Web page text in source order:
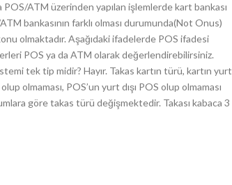
POS/ATM üzerinden yapılan işlemlerde kart bankası
bankasının farklı olması durumunda(Not Onus)
olmaktadır. Aşağıdaki ifadelerde POS ifadesi
POS ya da ATM olarak değerlendirebilirsiniz.
tek tip midir? Hayır. Takas kartın türü, kartın yurt
olup olmaması, POS’un yurt dışı POS olup olmaması
göre takas türü değişmektedir. Takası kabaca 3